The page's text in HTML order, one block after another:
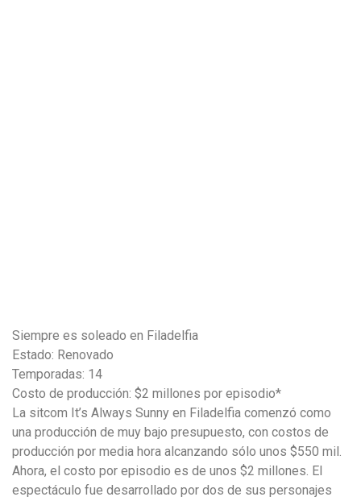
Siempre es soleado en Filadelfia
Estado: Renovado
Temporadas: 14
Costo de producción: $2 millones por episodio*
La sitcom It’s Always Sunny en Filadelfia comenzó como
una producción de muy bajo presupuesto, con costos de
producción por media hora alcanzando sólo unos $550 mil.
Ahora, el costo por episodio es de unos $2 millones. El
espectáculo fue desarrollado por dos de sus personajes